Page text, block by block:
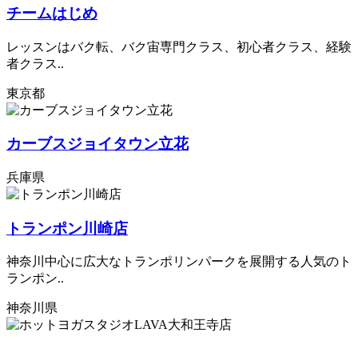
チームはじめ
レッスンはバク転、バク宙専門クラス、初心者クラス、経験
者クラス..
東京都
カーブスジョイタウン立花
兵庫県
トランポン川崎店
神奈川中心に広大なトランポリンパークを展開する人気のト
ランポン..
神奈川県